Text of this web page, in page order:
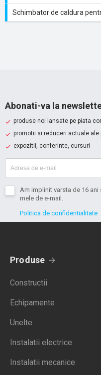
Schimbator de caldura
Abonati-va la
produse noi lansate pe piata
promotii si reduceri actuale ale
expozitii, conferinte, cursuri
Am implinit varsta de 16
mele de e-mail.
Politica de confidentialitate
Produse
Constructii
Echipamente
Unelte
Instalatii electrice
Instalatii mecanice